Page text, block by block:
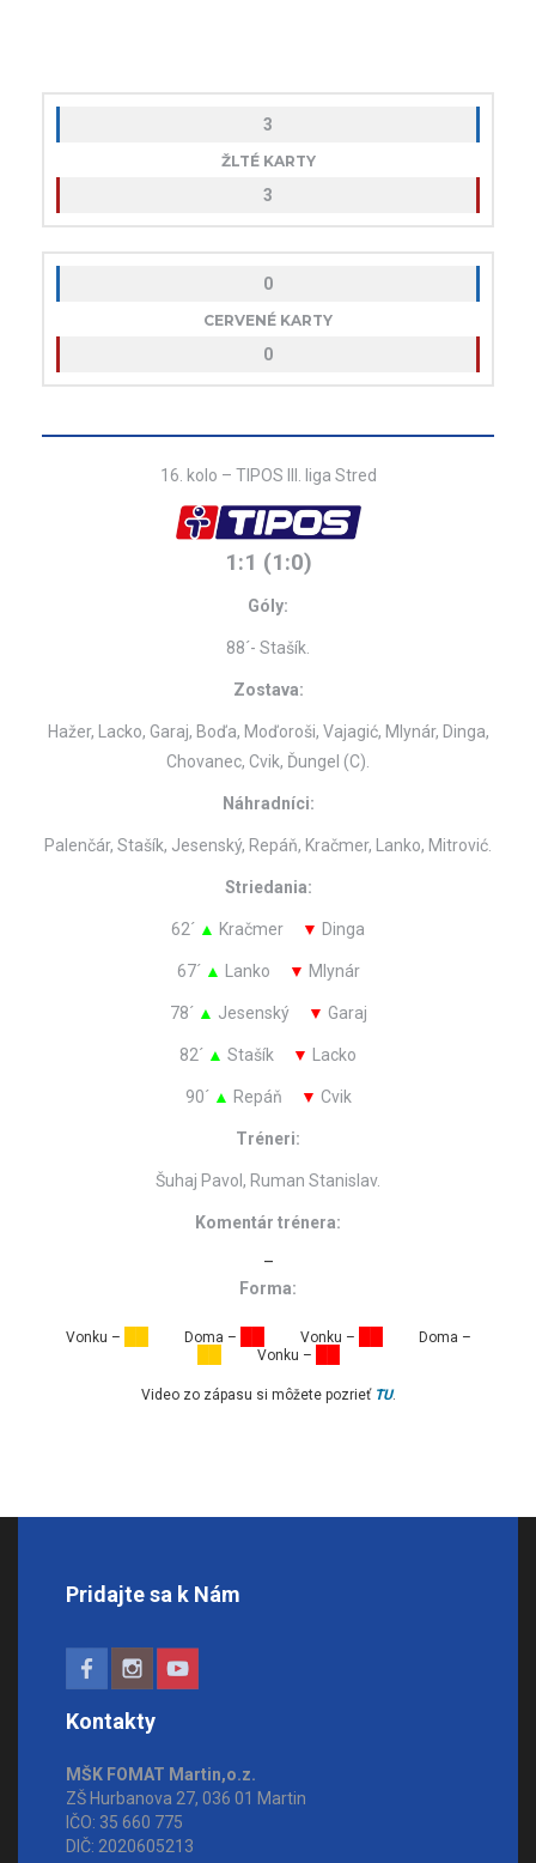
3
ŽLTÉ KARTY
3
0
CERVENÉ KARTY
0
16. kolo – TIPOS III. liga Stred
1:1 (1:0)
Góly:
88´- Stašík.
Zostava:
Hažer, Lacko, Garaj, Boďa, Moďoroši, Vajagić, Mlynár, Dinga,
Chovanec, Cvik, Ďungel (C).
Náhradníci:
Palenčár, Stašík, Jesenský, Repáň, Kračmer, Lanko, Mitrović.
Striedania:
62´ ▲ Kračmer ▼ Dinga
67´ ▲ Lanko ▼ Mlynár
78´ ▲ Jesenský ▼ Garaj
82´ ▲ Stašík ▼ Lacko
90´ ▲ Repáň ▼ Cvik
Tréneri:
Šuhaj Pavol, Ruman Stanislav.
Komentár trénera:
–
Forma:
Vonku – Doma – Vonku – Doma –
Vonku –
Video zo zápasu si môžete pozrieť TU.
Pridajte sa k Nám
Kontakty
MŠK FOMAT Martin,o.z.
ZŠ Hurbanova 27, 036 01 Martin
IČO: 35 660 775
DIČ: 2020605213